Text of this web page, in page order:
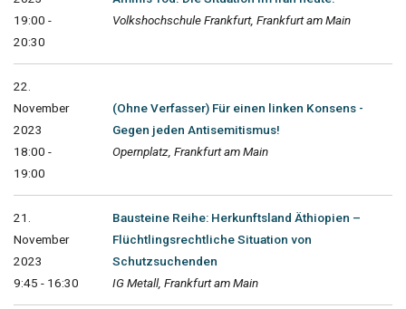
19:00 -
20:30
Volkshochschule Frankfurt, Frankfurt am Main
22.
November
2023
18:00 -
19:00
(Ohne Verfasser) Für einen linken Konsens -
Gegen jeden Antisemitismus!
Opernplatz, Frankfurt am Main
21.
November
2023
9:45 - 16:30
Bausteine Reihe: Herkunftsland Äthiopien –
Flüchtlingsrechtliche Situation von
Schutzsuchenden
IG Metall, Frankfurt am Main